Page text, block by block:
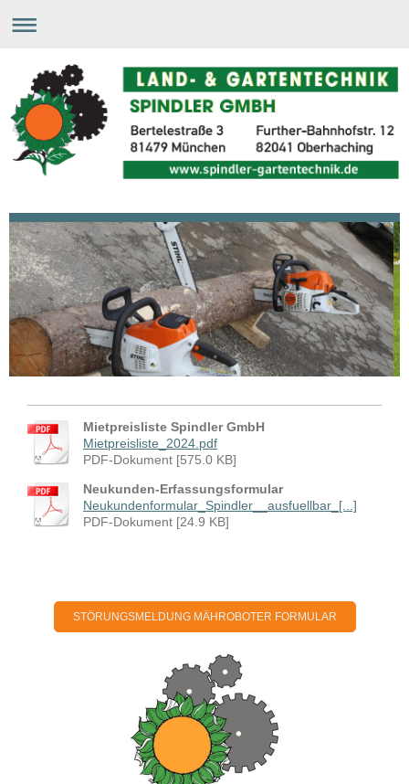
Mietpreisliste Spindler GmbH
Mietpreisliste_2024.pdf
PDF-Dokument [575.0 KB]
Neukunden-Erfassungsformular
Neukundenformular_Spindler__ausfuellbar_[...]
PDF-Dokument [24.9 KB]
STÖRUNGSMELDUNG MÄHROBOTER FORMULAR